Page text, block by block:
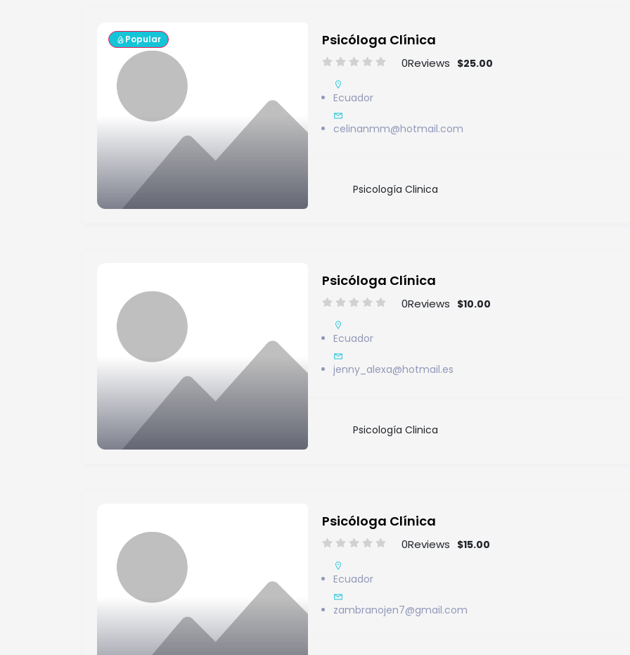
Popular Psicóloga Clínica
0Reviews $25.00
Ecuador
celinanmm@hotmail.com
Psicología Clinica
Psicóloga Clínica
0Reviews $10.00
Ecuador
jenny_alexa@hotmail.es
Psicología Clinica
Psicóloga Clínica
0Reviews $15.00
Ecuador
zambranojen7@gmail.com